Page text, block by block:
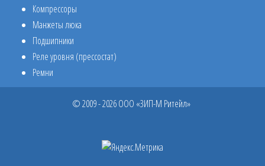
Компрессоры
Манжеты люка
Подшипники
Реле уровня (прессостат)
Ремни
© 2009 - 2026 ООО «ЗИП-М Ритейл»